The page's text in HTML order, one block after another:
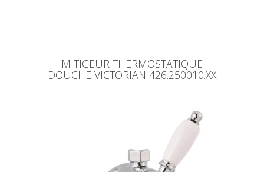
MITIGEUR THERMOSTATIQUE
DOUCHE VICTORIAN 426.250010.XX